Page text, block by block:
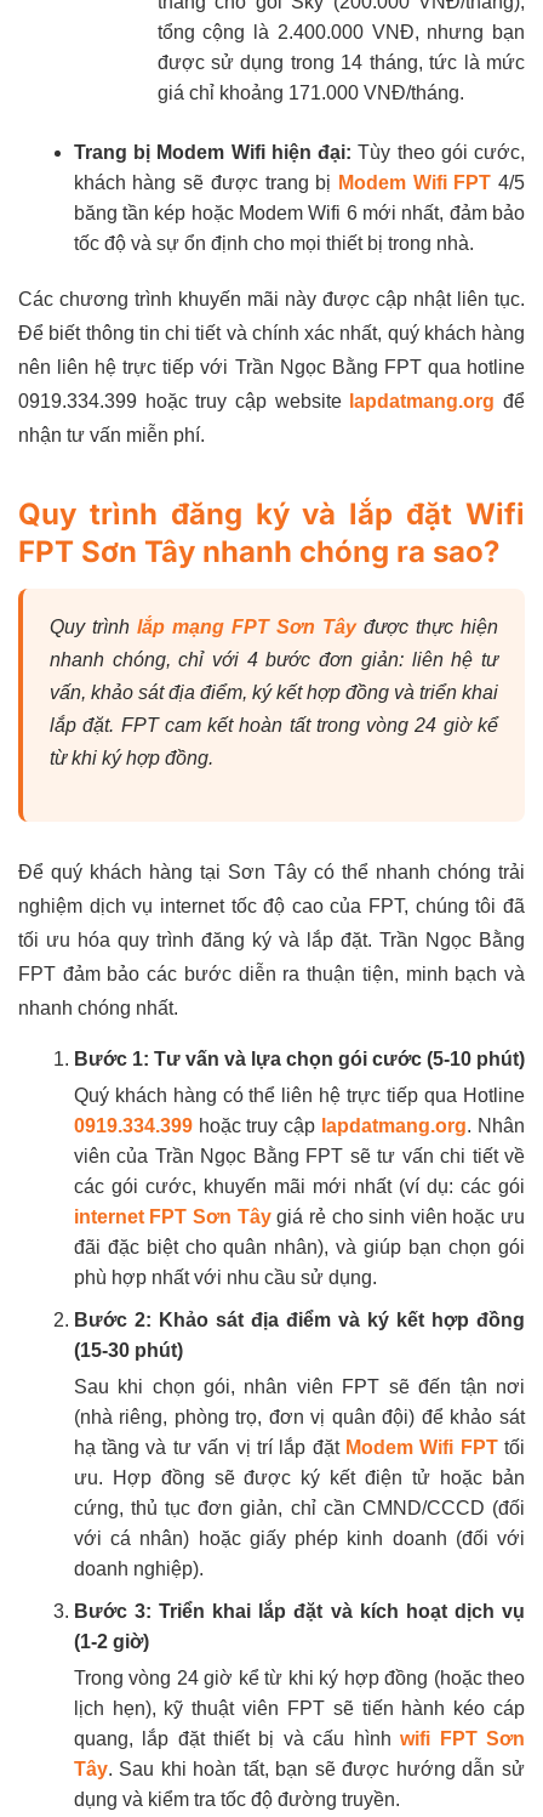
tổng cộng là 2.400.000 VNĐ, nhưng bạn
được sử dụng trong 14 tháng, tức là mức
giá chỉ khoảng 171.000 VNĐ/tháng.
Trang bị Modem Wifi hiện đại: Tùy theo gói cước,
khách hàng sẽ được trang bị Modem Wifi FPT 4/5
băng tần kép hoặc Modem Wifi 6 mới nhất, đảm bảo
tốc độ và sự ổn định cho mọi thiết bị trong nhà.
Các chương trình khuyến mãi này được cập nhật liên tục.
Để biết thông tin chi tiết và chính xác nhất, quý khách hàng
nên liên hệ trực tiếp với Trần Ngọc Bằng FPT qua hotline
0919.334.399 hoặc truy cập website lapdatmang.org để
nhận tư vấn miễn phí.
Quy trình đăng ký và lắp đặt Wifi
FPT Sơn Tây nhanh chóng ra sao?
Quy trình lắp mạng FPT Sơn Tâyđược thực hiện
nhanh chóng, chỉ với 4 bước đơn giản: liên hệ tư
vấn, khảo sát địa điểm, ký kết hợp đồng và triển khai
lắp đặt. FPT cam kết hoàn tất trong vòng 24 giờ kể
từ khi ký hợp đồng.
Để quý khách hàng tại Sơn Tây có thể nhanh chóng trải
nghiệm dịch vụ internet tốc độ cao của FPT, chúng tôi đã
tối ưu hóa quy trình đăng ký và lắp đặt. Trần Ngọc Bằng
FPT đảm bảo các bước diễn ra thuận tiện, minh bạch và
nhanh chóng nhất.
Bước 1: Tư vấn và lựa chọn gói cước (5-10 phút)
Quý khách hàng có thể liên hệ trực tiếp qua Hotline
0919.334.399hoặc truy cập lapdatmang.org. Nhân
viên của Trần Ngọc Bằng FPT sẽ tư vấn chi tiết về
các gói cước, khuyến mãi mới nhất (ví dụ: các gói
internet FPT Sơn Tâygiá rẻ cho sinh viên hoặc ưu
đãi đặc biệt cho quân nhân), và giúp bạn chọn gói
phù hợp nhất với nhu cầu sử dụng.
Bước 2: Khảo sát địa điểm và ký kết hợp đồng
(15-30 phút)
Sau khi chọn gói, nhân viên FPT sẽ đến tận nơi
(nhà riêng, phòng trọ, đơn vị quân đội) để khảo sát
hạ tầng và tư vấn vị trí lắp đặt Modem Wifi FPTtối
ưu. Hợp đồng sẽ được ký kết điện tử hoặc bản
cứng, thủ tục đơn giản, chỉ cần CMND/CCCD (đối
với cá nhân) hoặc giấy phép kinh doanh (đối với
doanh nghiệp).
Bước 3: Triển khai lắp đặt và kích hoạt dịch vụ
(1-2 giờ)
Trong vòng 24 giờ kể từ khi ký hợp đồng (hoặc theo
lịch hẹn), kỹ thuật viên FPT sẽ tiến hành kéo cáp
quang, lắp đặt thiết bị và cấu hìnhwifi FPT Sơn
Tây. Sau khi hoàn tất, bạn sẽ được hướng dẫn sử
dụng và kiểm tra tốc độ đường truyền.